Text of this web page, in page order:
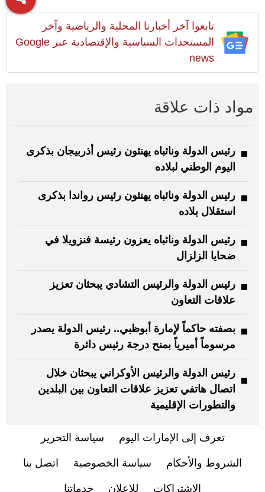
تابعوا آخر أخبارنا المحلية والرياضية وآخر
المستجدات السياسية والإقتصادية عبر Google
news
مواد ذات علاقة
رئيس الدولة ونائباه يهنئون رئيس أذربيجان بذكرى
اليوم الوطني لبلاده
رئيس الدولة ونائباه يهنئون رئيس رواندا بذكرى
استقلال بلاده
رئيس الدولة ونائباه يعزون رئيسة فنزويلا في
ضحايا الزلزال
رئيس الدولة والرئيس التشادي يبحثان تعزيز
علاقات التعاون
بصفته حاكماً لإمارة أبوظبي.. رئيس الدولة يصدر
مرسوماً أميرياً بمنح درجة رئيس دائرة
رئيس الدولة والرئيس الأوكراني يبحثان خلال
اتصال هاتفي تعزيز علاقات التعاون بين البلدين
والتطورات الإقليمية
تعرف إلى الإمارات اليوم سياسة التحرير
الشروط والأحكام سياسة الخصوصية اتصل بنا
الاشتراكات للإعلان خدماتنا